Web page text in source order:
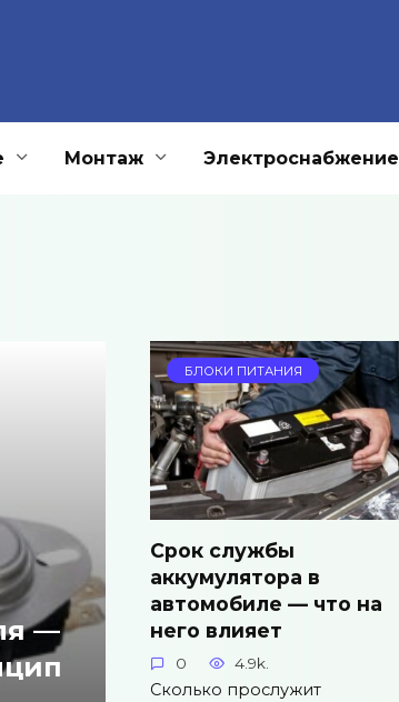
Монтаж Электроснабжение
—
БЛОКИ ПИТАНИЯ
Срок службы
аккумулятора в
автомобиле — что на
него влияет
0 4.9k.
Сколько прослужит